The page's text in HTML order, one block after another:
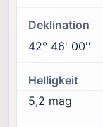
Deklination
42° 46' 00''
Helligkeit
5,2 mag